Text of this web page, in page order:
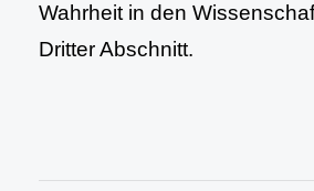
Wahrheit in den
Dritter Abschnitt.